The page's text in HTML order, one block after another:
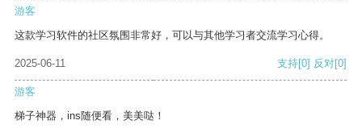
游客
这款学习软件的社区氛围非常好，可以与其他学习者交流学习心得。
2025-06-11 支持[0] 反对[0]
游客
梯子神器，ins随便看，美美哒！